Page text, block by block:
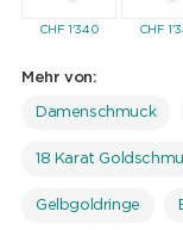
CHF1'340 CHF
Mehr von:
Damenschmuck
18 Karat
Gelbgoldringe